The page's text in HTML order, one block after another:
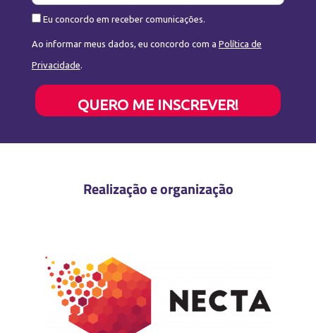
Eu concordo em receber comunicações.
Ao informar meus dados, eu concordo com a Política de
Privacidade.
QUERO ME INSCREVER!
Realização e organização